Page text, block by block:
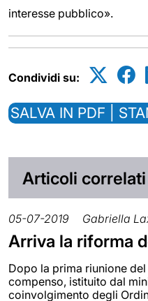
interesse pubblico».
Condividi su:
SALVA IN PDF |
Articoli correlati
05-07-2019 Gabriella
Arriva la riforma
Dopo la prima riunione
compenso, istituito dal
coinvolgimento degli